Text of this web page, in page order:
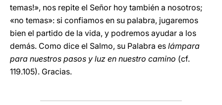
temas!», nos repite el Señor hoy también a nosotros;
«no temas»: si confiamos en su palabra, jugaremos
bien el partido de la vida, y podremos ayudar a los
demás. Como dice el Salmo, su Palabra es lámpara
para nuestros pasos y luz en nuestro camino (cf.
119.105). Gracias.